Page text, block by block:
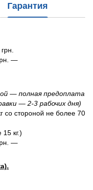
Гарантия
—
— полная предоплата
— 2-3 рабочих дня)
со стороной не более 70
кг.)
—